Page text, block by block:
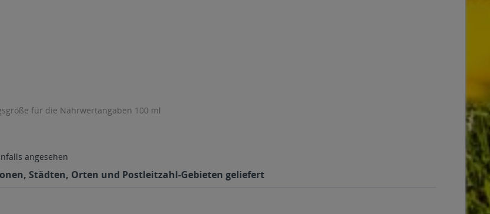
für die Nährwertangaben 100 ml
angesehen
Städten, Orten und Postleitzahl-Gebieten geliefert